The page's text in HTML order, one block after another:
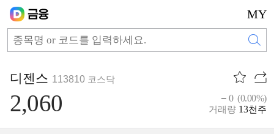
MY
디젠스 113810 코스닥
2,060 0 (0.00%)
거래량 13천주